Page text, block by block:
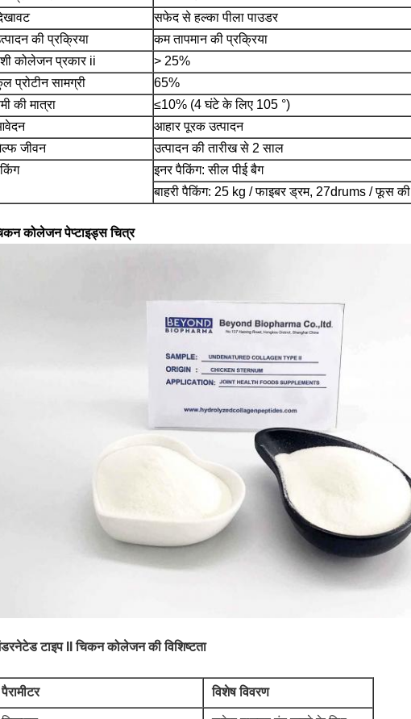
सफेद से हल्का पीला पाउडर
की प्रक्रिया
कम तापमान की प्रक्रिया
कोलेजन प्रकार ii
> 25%
प्रोटीन सामग्री
65%
की मात्रा
≤10% (4 घंटे के लिए 105 °)
आहार पूरक उत्पादन
जीवन
उत्पादन की तारीख से 2 साल
इनर पैकिंग: सील पीई बैग
बाहरी पैकिंग: 25 kg / फाइबर ड्रम, 27drums / फूस की
कोलेजन पेप्टाइड्स चित्र
टाइप II चिकन कोलेजन की विशिष्टता
पैरामीटर विशेष विवरण